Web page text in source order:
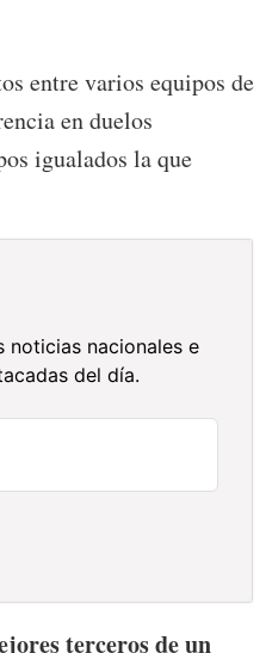
entre varios equipos de
en duelos
igualados la que
noticias nacionales e
del día.
terceros de un